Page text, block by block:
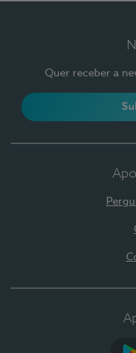
Quer receber a